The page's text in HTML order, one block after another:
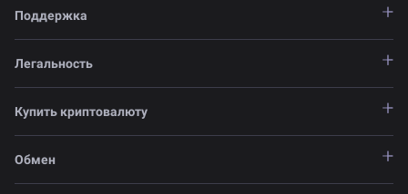
Поддержка
Легальность
Купить криптовалюту
Обмен